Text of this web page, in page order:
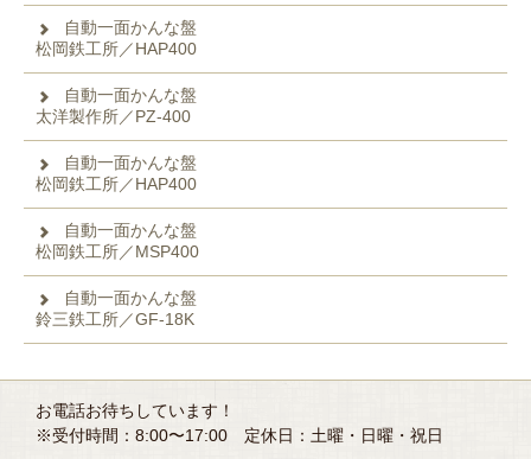
自動一面かんな盤
松岡鉄工所／HAP400
自動一面かんな盤
太洋製作所／PZ‐400
自動一面かんな盤
松岡鉄工所／HAP400
自動一面かんな盤
松岡鉄工所／MSP400
自動一面かんな盤
鈴三鉄工所／GF-18K
お電話お待ちしています！
※受付時間：8:00〜17:00 定休日：土曜・日曜・祝日